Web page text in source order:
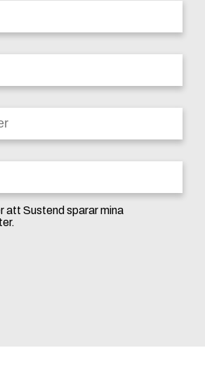
att Sustend sparar mina